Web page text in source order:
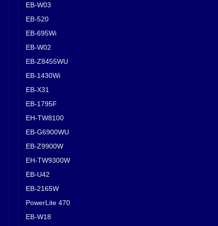
EB-W03
EB-520
EB-695Wi
EB-W02
EB-Z8455WU
EB-1430Wi
EB-X31
EB-1795F
EH-TW8100
EB-G6900WU
EB-Z9900W
EH-TW9300W
EB-U42
EB-2165W
PowerLite 470
EB-W18